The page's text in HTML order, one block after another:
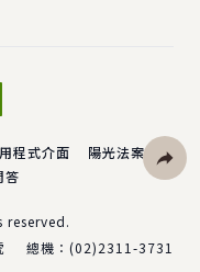
程式介面
陽光法案
答
reserved.
總機： (02)2311-3731